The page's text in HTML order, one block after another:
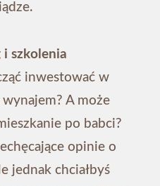
szkolenia
inwestować w
A może
po babci?
opinie o
jednak chciałbyś